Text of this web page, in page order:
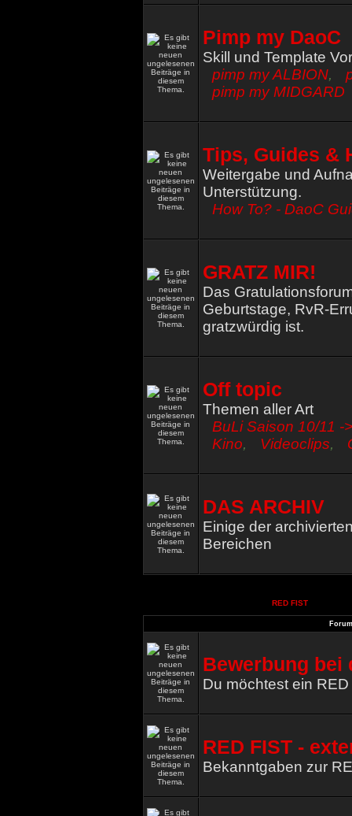
Pimp my DaoC
Skill und Template
pimp my ALBION,
pimp my MIDGARD
Tips, Guides &
Weitergabe und
Unterstützung.
How To? - DaoC
GRATZ MIR!
Das
Geburtstage, RvR-
gratzwürdig ist.
Off topic
Themen aller Art
BuLi Saison 10/11 -
Kino, Videoclips,
DAS ARCHIV
Einige der
Bereichen
RED FIST
Bewerbung bei
Du möchtest ein
RED FIST -
Bekanntgaben zur